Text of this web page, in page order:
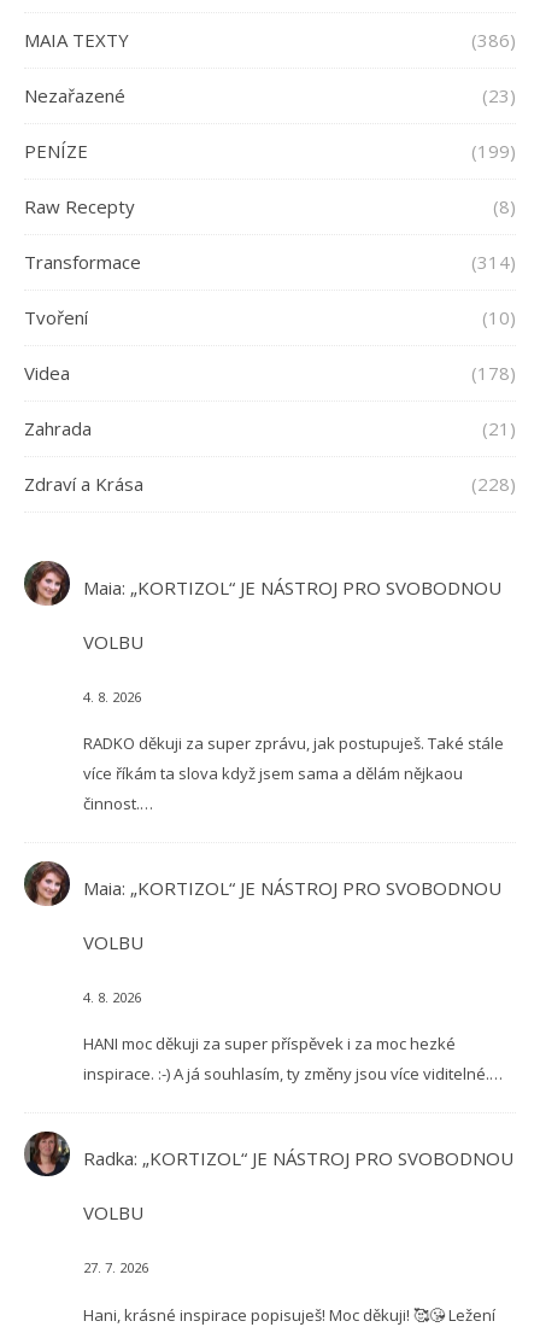
MAIA TEXTY (386)
Nezařazené (23)
PENÍZE (199)
Raw Recepty (8)
Transformace (314)
Tvoření (10)
Videa (178)
Zahrada (21)
Zdraví a Krása (228)
Maia: „KORTIZOL“ JE NÁSTROJ PRO SVOBODNOU
VOLBU
4. 8. 2026
RADKO děkuji za super zprávu, jak postupuješ. Také stále
více říkám ta slova když jsem sama a dělám nějkaou
činnost.…
Maia: „KORTIZOL“ JE NÁSTROJ PRO SVOBODNOU
VOLBU
4. 8. 2026
HANI moc děkuji za super příspěvek i za moc hezké
inspirace. :-) A já souhlasím, ty změny jsou více viditelné.…
Radka: „KORTIZOL“ JE NÁSTROJ PRO SVOBODNOU
VOLBU
27. 7. 2026
Hani, krásné inspirace popisuješ! Moc děkuji! 🥰😘 Ležení